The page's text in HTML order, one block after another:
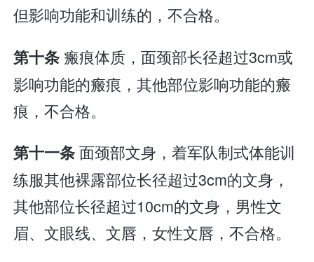
但影响功能和训练的，不合格。
第十条 瘢痕体质，面颈部长径超过3cm或
影响功能的瘢痕，其他部位影响功能的瘢
痕，不合格。
第十一条面颈部文身，着军队制式体能训
练服其他裸露部位长径超过3cm的文身，
其他部位长径超过10cm的文身，男性文
眉、文眼线、文唇，女性文唇，不合格。